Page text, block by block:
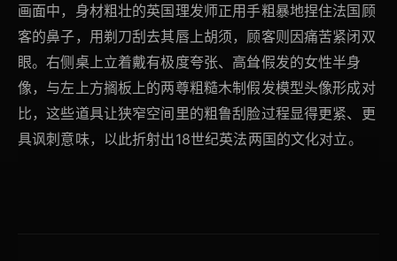
画面中，身材粗壮的英国理发师正用手粗暴地捏住法国顾
客的鼻子，用剃刀刮去其唇上胡须，顾客则因痛苦紧闭双
眼。右侧桌上立着戴有极度夸张、高耸假发的女性半身
像，与左上方搁板上的两尊粗糙木制假发模型头像形成对
比，这些道具让狭窄空间里的粗鲁刮脸过程显得更紧、更
具讽刺意味，以此折射出18世纪英法两国的文化对立。